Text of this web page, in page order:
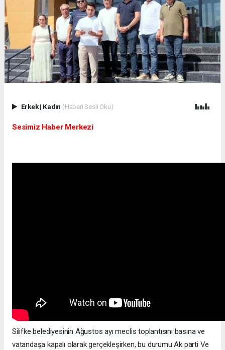
Erkek| Kadın (Haberi Sesli Oku)
Sesimiz Haber Merkezi
Silifke belediyesinin Ağustos ayı meclis toplantısını basına ve
vatandaşa kapalı olarak gerçekleşirken, bu durumu Ak parti Ve